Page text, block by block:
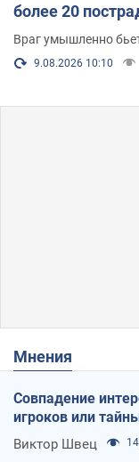
более 20
Враг умышленно
9.08.2026 10:10
Мнения
Совпадение
игроков или
Виктор Швец